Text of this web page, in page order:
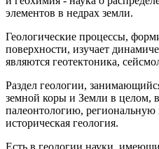
элементов в недрах земли.
Геологические процессы,
поверхности, изучает
являются геотектоника,
Раздел геологии,
земной коры и Земли в целом,
палеонтологию, региональную
историческая геология.
Есть в геологии науки,